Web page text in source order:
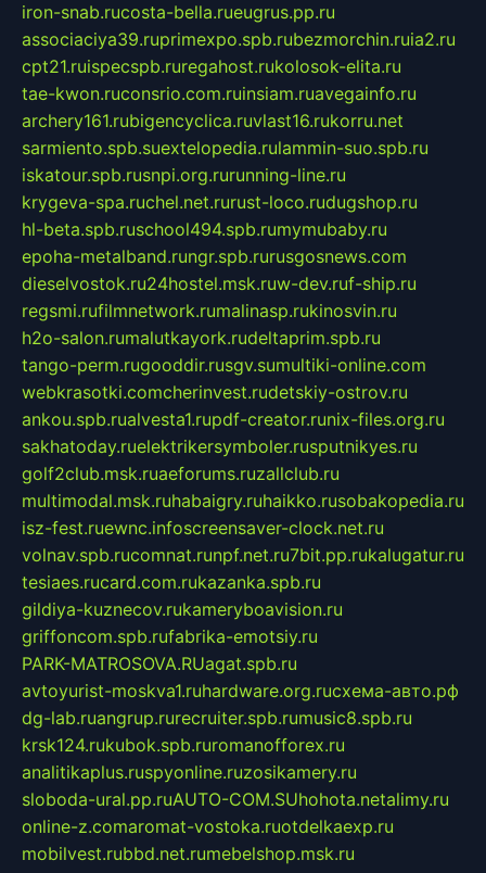
iron-snab.rucosta-bella.rueugrus.pp.ru
associaciya39.ruprimexpo.spb.rubezmorchin.ruia2.ru
cpt21.ruispecspb.ruregahost.rukolosok-elita.ru
tae-kwon.ruconsrio.com.ruinsiam.ruavegainfo.ru
archery161.rubigencyclica.ruvlast16.rukorru.net
sarmiento.spb.suextelopedia.rulammin-suo.spb.ru
iskatour.spb.rusnpi.org.rurunning-line.ru
krygeva-spa.ruchel.net.rurust-loco.rudugshop.ru
hl-beta.spb.ruschool494.spb.rumymubaby.ru
epoha-metalband.rungr.spb.rurusgosnews.com
dieselvostok.ru24hostel.msk.ruw-dev.ruf-ship.ru
regsmi.rufilmnetwork.rumalinasp.rukinosvin.ru
h2o-salon.rumalutkayork.rudeltaprim.spb.ru
tango-perm.rugooddir.rusgv.sumultiki-online.com
webkrasotki.comcherinvest.rudetskiy-ostrov.ru
ankou.spb.rualvesta1.rupdf-creator.runix-files.org.ru
sakhatoday.ruelektrikersymboler.rusputnikyes.ru
golf2club.msk.ruaeforums.ruzallclub.ru
multimodal.msk.ruhabaigry.ruhaikko.rusobakopedia.ru
isz-fest.ruewnc.infoscreensaver-clock.net.ru
volnav.spb.rucomnat.runpf.net.ru7bit.pp.rukalugatur.ru
tesiaes.rucard.com.rukazanka.spb.ru
gildiya-kuznecov.rukameryboavision.ru
griffoncom.spb.rufabrika-emotsiy.ru
PARK-MATROSOVA.RUagat.spb.ru
avtoyurist-moskva1.ruhardware.org.ruсхема-авто.рф
dg-lab.ruangrup.rurecruiter.spb.rumusic8.spb.ru
krsk124.rukubok.spb.ruromanofforex.ru
analitikaplus.ruspyonline.ruzosikamery.ru
sloboda-ural.pp.ruAUTO-COM.SUhohota.netalimy.ru
online-z.comaromat-vostoka.ruotdelkaexp.ru
mobilvest.rubbd.net.rumebelshop.msk.ru